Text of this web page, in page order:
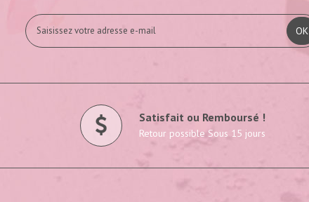
OK
Satisfait ou Remboursé !
Retour possible Sous 15 jours